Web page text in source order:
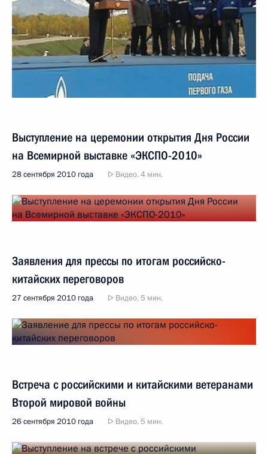
Выступление на церемонии открытия Дня России
на Всемирной выставке «ЭКСПО-2010»
28 сентября 2010 года Видео, 4 мин.
Заявления для прессы по итогам российско-
китайских переговоров
27 сентября 2010 года Видео, 5 мин.
Встреча с российскими и китайскими ветеранами
Второй мировой войны
26 сентября 2010 года Видео, 5 мин.